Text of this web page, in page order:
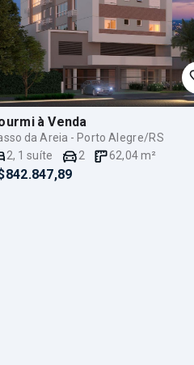
à Venda
da Areia - Porto Alegre/RS
2, 1 suíte 2 62,04m²